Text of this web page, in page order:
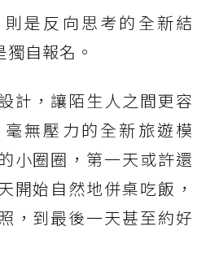
則是反向思考的全新結
自報名。
計，讓陌生人之間更容
無壓力的全新旅遊模
小圈圈，第一天或許還
開始自然地併桌吃飯，
，到最後一天甚至約好